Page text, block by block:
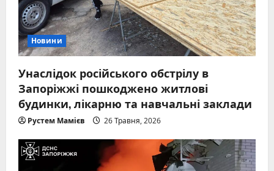
Новини
Унаслідок російського обстрілу в
Запоріжжі пошкоджено житлові
будинки, лікарню та навчальні заклади
Рустем Мамієв 26 Травня, 2026